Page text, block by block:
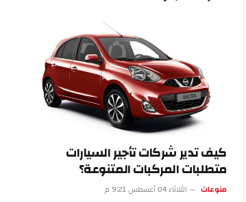
كيف تدير شركات تأجير السيارات
متطلبات المركبات المتنوعة؟
الثلاثاء 04 أغسطس 9:21 م